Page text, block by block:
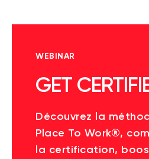
WEBINAR
GET
Découvrez la
Place To Work®,
la certification,